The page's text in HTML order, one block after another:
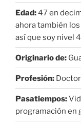
Edad:47 en
ahora también
así que soy nivel
Originario de:
Profesión:
Pasatiempos:
programación en